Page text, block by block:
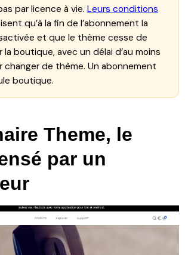
par licence à vie. Leurs conditions
qu’à la fin de l’abonnement la
et que le thème cesse de
boutique, avec un délai d’au moins
changer de thème. Un abonnement
boutique.
Theme, le
par un